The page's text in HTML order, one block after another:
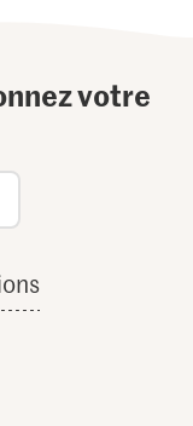
votre